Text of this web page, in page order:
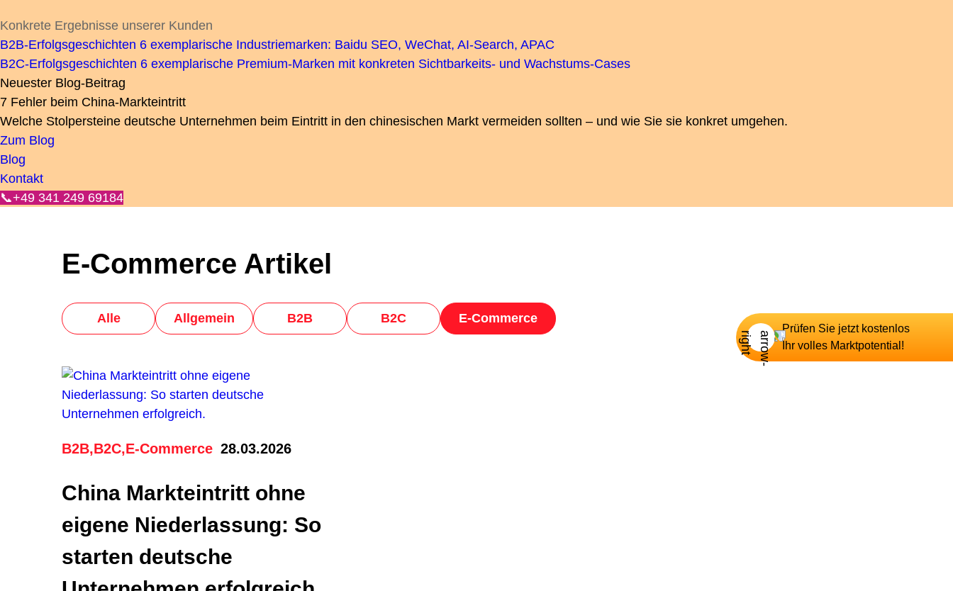
Konkrete Ergebnisse unserer Kunden
B2B-Erfolgsgeschichten 6 exemplarische Industriemarken: Baidu SEO, WeChat, AI-Search, APAC
B2C-Erfolgsgeschichten 6 exemplarische Premium-Marken mit konkreten Sichtbarkeits- und Wachstums-Cases
Neuester Blog-Beitrag
7 Fehler beim China-Markteintritt
Welche Stolpersteine deutsche Unternehmen beim Eintritt in den chinesischen Markt vermeiden sollten – und wie Sie sie konkret umgehen.
Zum Blog
Blog
Kontakt
📞+49 341 249 69184
E-Commerce Artikel
Alle Allgemein B2B B2C E-Commerce
B2B,B2C,E-Commerce 28.03.2026
China Markteintritt ohne
eigene Niederlassung: So
starten deutsche
Prüfen Sie jetzt kostenlos
Ihr volles Marktpotential!